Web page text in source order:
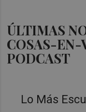
ÚLTIMAS
COSAS-EN-
PODCAST
Lo Más